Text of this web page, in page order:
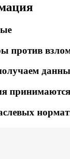
против